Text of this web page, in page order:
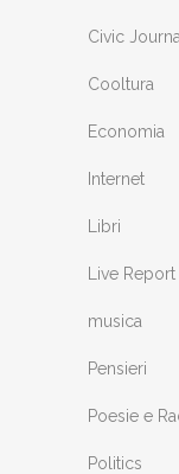
Civic
Cooltura
Economia
Internet
Libri
Live Report
musica
Pensieri
Poesie e
Politics